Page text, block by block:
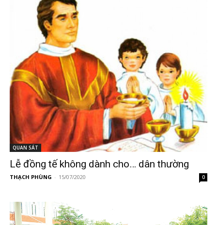
QUAN SÁT
Lễ đồng tế không dành cho… dân thường
THẠCH PHÙNG - 15/07/2020 0